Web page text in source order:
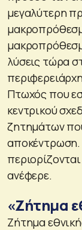
μεγαλύτερη
λύσεις τώρα
Πτωχός που
κεντρικού
ζητημάτων
αποκέντρωση.
ανέφερε.
«Ζήτημα
Ζήτημα